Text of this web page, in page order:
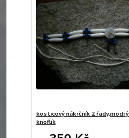
kosticový nákrčník 2
knoflík